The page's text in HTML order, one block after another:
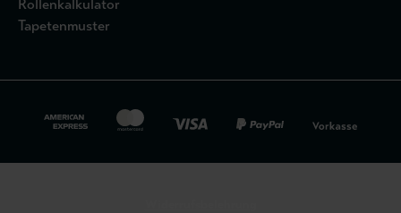
Rollenkalkulator
Tapetenmuster